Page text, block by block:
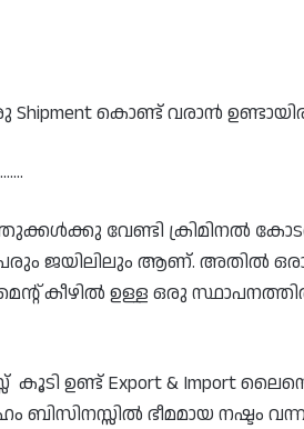
Shipment കൊണ്ട് വരാൻ
വേണ്ടി ക്രിമിനൽ
ജയിലിലും ആണ്. അതിൽ
കീഴിൽ ഉള്ള ഒരു
കൂടി ഉണ്ട് Export & Import
ഭീമമായ നഷ്ടം